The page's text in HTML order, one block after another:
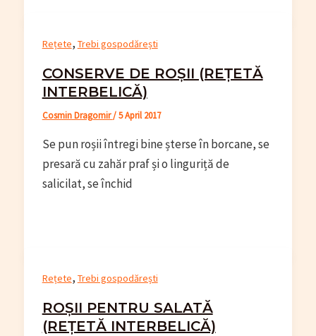
Rețete, Trebi gospodărești
CONSERVE DE ROȘII (REȚETĂ
INTERBELICĂ)
Cosmin Dragomir/5 April 2017
Se pun roșii întregi bine șterse în borcane, se
presară cu zahăr praf și o linguriță de
salicilat, se închid
Rețete, Trebi gospodărești
ROȘII PENTRU SALATĂ
(REȚETĂ INTERBELICĂ)